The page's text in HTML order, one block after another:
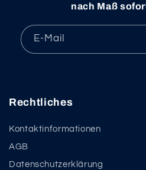
nach Maß
E-Mail
Rechtliches
Kontaktinformationen
AGB
Datenschutzerklärung